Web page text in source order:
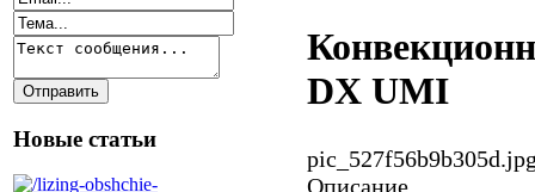
Новые статьи
DX UMI
Описание